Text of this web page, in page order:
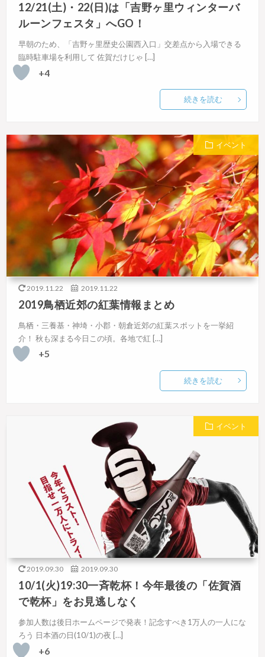
12/21(土)・22(日)は「吉野ヶ里ウィンターバ
ルーンフェスタ」へGO！
早朝のため、「吉野ヶ里歴史公園西入口」交差点から入場できる
臨時駐車場を利用して 佐賀だけじゃ […]
+4
続きを読む
イベント
2019.11.22 2019.11.22
2019鳥栖近郊の紅葉情報まとめ
鳥栖・三養基・神埼・小郡・朝倉近郊の紅葉スポットを一挙紹
介！ 秋も深まる今日この頃。各地で紅 […]
+5
続きを読む
イベント
2019.09.30 2019.09.30
10/1(火)19:30一斉乾杯！今年最後の「佐賀酒
で乾杯」をお見逃しなく
参加人数は後日ホームページで発表！記念すべき1万人の一人にな
ろう 日本酒の日(10/1)の夜 […]
+6